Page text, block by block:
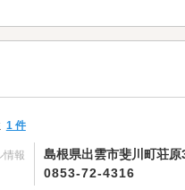
1 件
情報
島根県出雲市斐川町荘
0853-72-4316